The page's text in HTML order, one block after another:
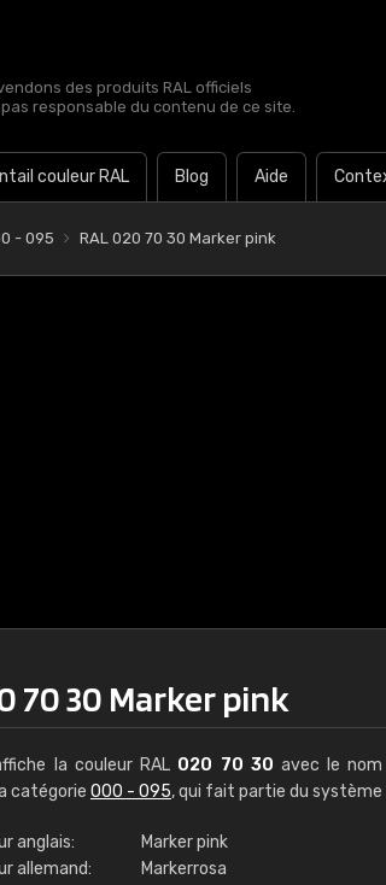
des produits RAL officiels
responsable du contenu de ce site.
couleur RAL Blog Aide
- 095 RAL 020 70 30 Marker pink
70 30 Marker pink
la couleur RAL 020 70 30 avec le
catégorie 000 - 095, qui fait partie du système
anglais:
Marker pink
allemand:
Markerrosa